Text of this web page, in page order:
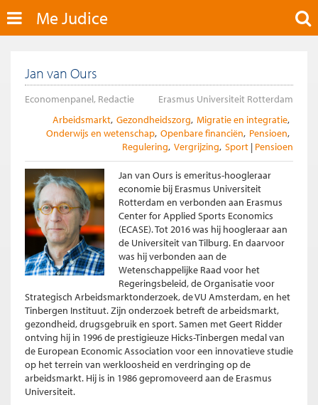
Me Judice
Jan van Ours
Economenpanel, Redactie
Erasmus Universiteit Rotterdam
Arbeidsmarkt Gezondheidszorg Migratie en integratie
Onderwijs en wetenschap Openbare financiën Pensioen
Regulering Vergrijzing Sport Pensioen
Jan van Ours is emeritus-hoogleraar
economie bij Erasmus Universiteit
Rotterdam en verbonden aan Erasmus
Center for Applied Sports Economics
(ECASE). Tot 2016 was hij hoogleraar aan
de Universiteit van Tilburg. En daarvoor
was hij verbonden aan de
Wetenschappelijke Raad voor het
Regeringsbeleid, de Organisatie voor
Strategisch Arbeidsmarktonderzoek, de VU Amsterdam, en het
Tinbergen Instituut. Zijn onderzoek betreft de arbeidsmarkt,
gezondheid, drugsgebruik en sport. Samen met Geert Ridder
ontving hij in 1996 de prestigieuze Hicks-Tinbergen medal van
de European Economic Association voor een innovatieve studie
op het terrein van werkloosheid en verdringing op de
arbeidsmarkt. Hij is in 1986 gepromoveerd aan de Erasmus
Universiteit.